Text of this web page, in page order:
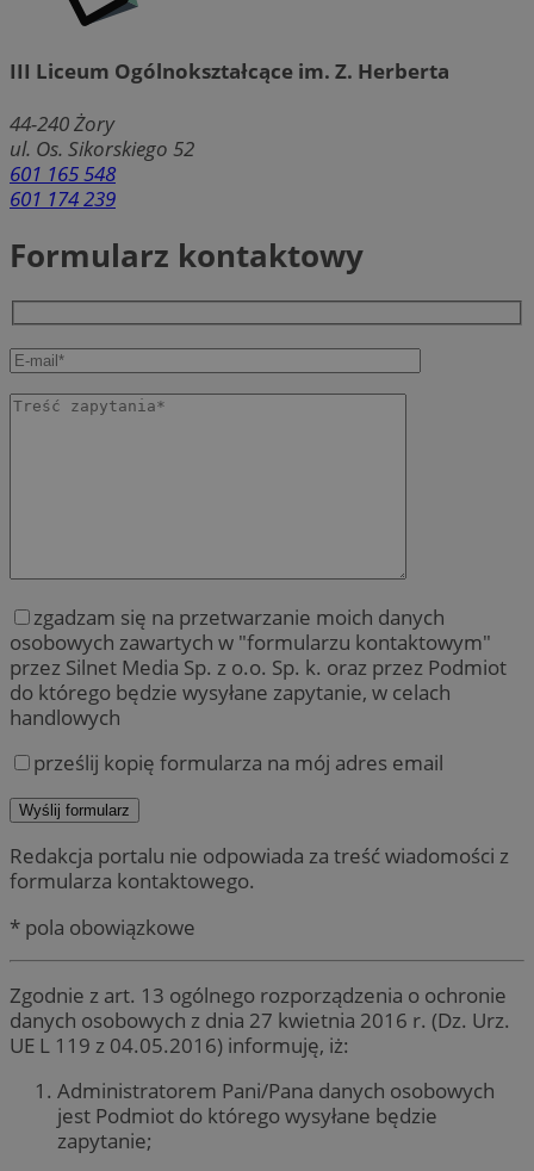
III Liceum Ogólnokształcące im. Z. Herberta
44-240Żory
ul. Os. Sikorskiego 52
601 165 548
601 174 239
Formularz kontaktowy
zgadzam się na przetwarzanie moich danych
osobowych zawartych w "formularzu kontaktowym"
przez Silnet Media Sp. z o.o. Sp. k. oraz przez Podmiot
do którego będzie wysyłane zapytanie, w celach
handlowych
prześlij kopię formularza na mój adres email
Redakcja portalu nie odpowiada za treść wiadomości z
formularza kontaktowego.
* pola obowiązkowe
Zgodnie z art. 13 ogólnego rozporządzenia o ochronie
danych osobowych z dnia 27 kwietnia 2016 r. (Dz. Urz.
UE L 119 z 04.05.2016) informuję, iż:
Administratorem Pani/Pana danych osobowych
jest Podmiot do którego wysyłane będzie
zapytanie;